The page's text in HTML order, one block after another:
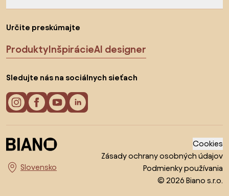
Určite preskúmajte
ProduktyInšpirácieAI designer
Sledujte nás na sociálnych sieťach
Vyberte krajinu
Cookies
Zásady ochrany osobných údajov
Podmienky používania
© 2026 Biano s.r.o.